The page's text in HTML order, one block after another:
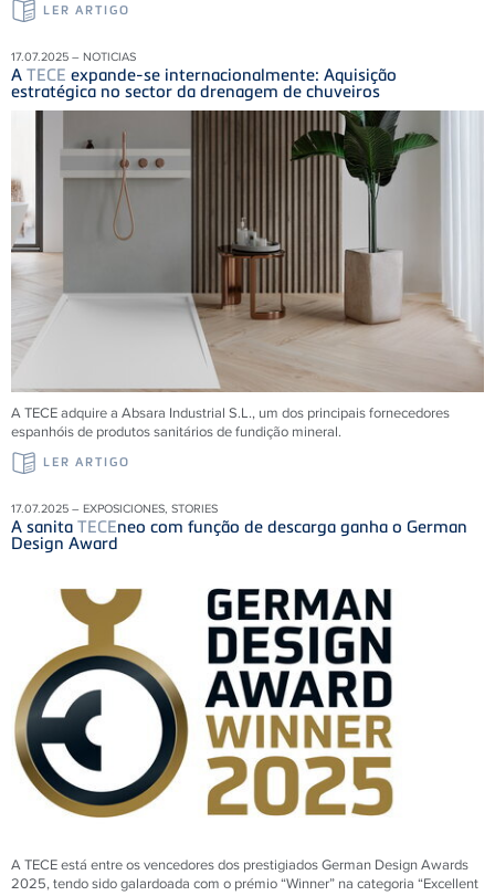
LER ARTIGO
17.07.2025 – NOTICIAS
A TECE expande-se internacionalmente: Aquisição
estratégica no sector da drenagem de chuveiros
A TECE adquire a Absara Industrial S.L., um dos principais fornecedores
espanhóis de produtos sanitários de fundição mineral.
LER ARTIGO
17.07.2025 – EXPOSICIONES, STORIES
A sanita TECEneo com função de descarga ganha o German
Design Award
A TECE está entre os vencedores dos prestigiados German Design Awards
2025, tendo sido galardoada com o prémio “Winner” na categoria “Excellent